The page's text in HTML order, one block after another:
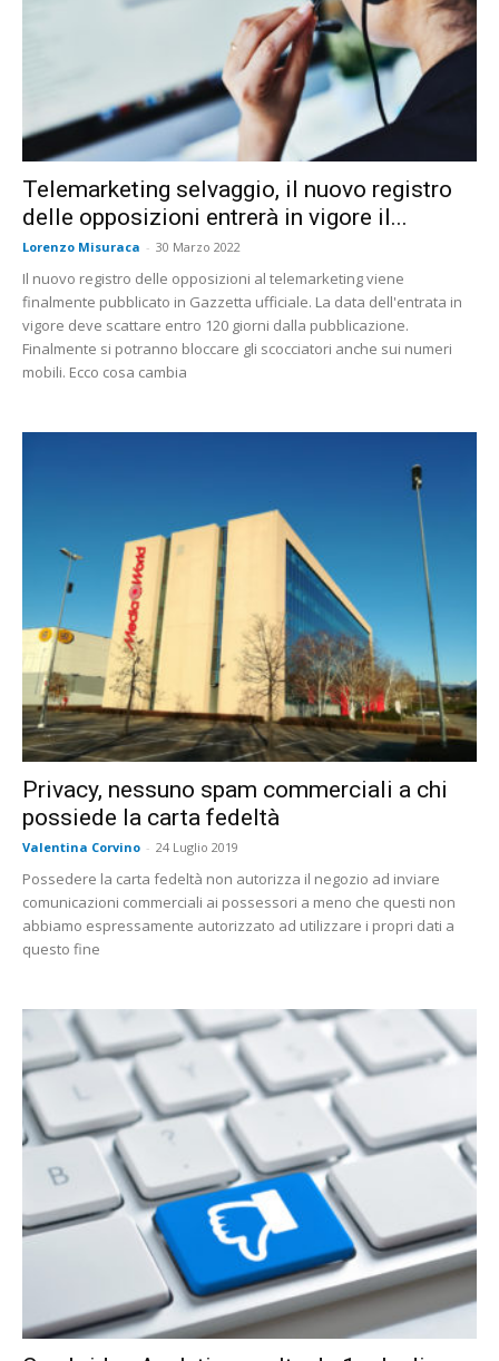
Telemarketing selvaggio, il nuovo registro
delle opposizioni entrerà in vigore il...
Lorenzo Misuraca - 30 Marzo 2022
Il nuovo registro delle opposizioni al telemarketing viene
finalmente pubblicato in Gazzetta ufficiale. La data dell'entrata in
vigore deve scattare entro 120 giorni dalla pubblicazione.
Finalmente si potranno bloccare gli scocciatori anche sui numeri
mobili. Ecco cosa cambia
Privacy, nessuno spam commerciali a chi
possiede la carta fedeltà
Valentina Corvino - 24 Luglio 2019
Possedere la carta fedeltà non autorizza il negozio ad inviare
comunicazioni commerciali ai possessori a meno che questi non
abbiamo espressamente autorizzato ad utilizzare i propri dati a
questo fine